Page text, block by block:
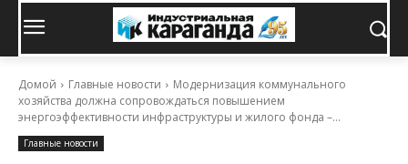
Домой Главные новости
Модернизация коммунального
хозяйства должна сопровождаться повышением
энергоэффективности инфраструктуры и жилого фонда –...
Главные новости